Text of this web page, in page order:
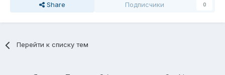
Share Подписчики 0
Перейти к списку тем